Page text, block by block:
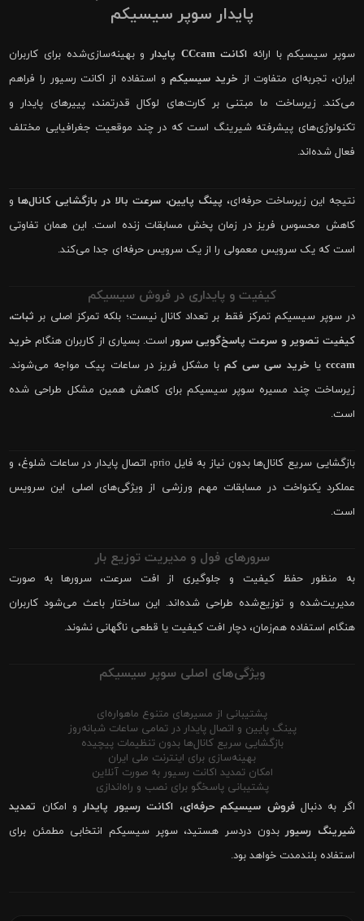
پایدار سوپر سیسیکم
سوپر سیسیکم با ارائه اکانت CCcam پایدار
و بهینه‌سازی‌شده برای کاربران
ایران، تجربه‌ای متفاوت از خرید سیسیکمو استفاده از اکانت رسیور را فراهم
می‌کند. زیرساخت ما مبتنی بر کارت‌های لوکال قدرتمند، پییرهای پایدار و
تکنولوژی‌های پیشرفته شیرینگ است که در چند موقعیت جغرافیایی مختلف
فعال شده‌اند.
نتیجه این زیرساخت حرفه‌ای، پینگ پایین، سرعت بالا در بازگشایی کانال‌هاو
کاهش محسوس فریز در زمان پخش مسابقات زنده است. این همان تفاوتی
است که یک سرویس معمولی را از یک سرویس حرفه‌ای جدا می‌کند.
کیفیت و پایداری در فروش سیسیکم
در سوپر سیسیکم تمرکز فقط بر تعداد کانال نیست؛ بلکه تمرکز اصلی بر ثبات،
کیفیت تصویر و سرعت پاسخ‌گویی سروراست. بسیاری از کاربران هنگام خرید
cccam یا خرید سی سی کمبا مشکل فریز در ساعات پیک مواجه می‌شوند.
زیرساخت چند مسیره سوپر سیسیکم برای کاهش همین مشکل طراحی شده
است.
بازگشایی سریع کانال‌ها بدون نیاز به فایل prio، اتصال پایدار در ساعات شلوغ، و
عملکرد یکنواخت در مسابقات مهم ورزشی از ویژگی‌های اصلی این سرویس
است.
سرورهای فول و مدیریت توزیع بار
به منظور حفظ کیفیت و جلوگیری از افت سرعت، سرورها به صورت
مدیریت‌شده و توزیع‌شده طراحی شده‌اند. این ساختار باعث می‌شود کاربران
هنگام استفاده هم‌زمان، دچار افت کیفیت یا قطعی ناگهانی نشوند.
ویژگی‌های اصلی سوپر سیسیکم
پشتیبانی از مسیرهای متنوع ماهواره‌ای
پینگ پایین و اتصال پایدار در تمامی ساعات شبانه‌روز
بازگشایی سریع کانال‌ها بدون تنظیمات پیچیده
بهینه‌سازی برای اینترنت ملی ایران
امکان تمدید اکانت رسیور به صورت آنلاین
پشتیبانی پاسخگو برای نصب و راه‌اندازی
اگر به دنبالفروش سیسیکم حرفه‌ای، اکانت رسیور پایدارو امکان تمدید
شیرینگ رسیوربدون دردسر هستید، سوپر سیسیکم انتخابی مطمئن برای
استفاده بلندمدت خواهد بود.